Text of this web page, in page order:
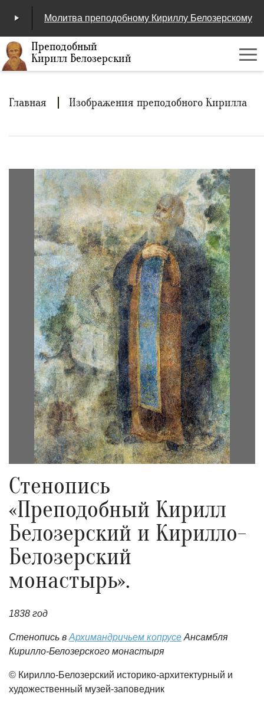
00:00 04:25
Молитва преподобному Кириллу Белозерскому
Преподобный
Кирилл Белозерский
Строка
навигации
Главная Изображения преподобного Кирилла
Стенопись
«Преподобный Кирилл
Белозерский и Кирилло-
Белозерский
монастырь».
1838 год
Стенопись в Архимандричьем копрусе Ансамбля
Кирилло-Белозерского монастыря
© Кирилло-Белозерский историко-архитектурный и
художественный музей-заповедник